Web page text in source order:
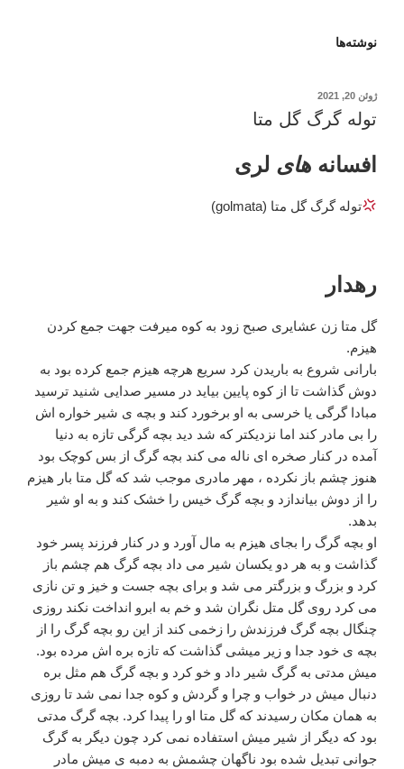
نوشته‌ها
نوشته‌شده
ژوئن 20, 2021
توله گرگ گل متا
افسانه های لری
توله گرگ گل متا (golmata)
رهدار
گل متا زن عشایری صبح زود به کوه میرفت جهت جمع کردن
هیزم.
بارانی شروع به باریدن کرد سریع هرچه هیزم جمع کرده بود به
دوش گذاشت تا از کوه پایین بیاید در مسیر صدایی شنید ترسید
مبادا گرگی یا خرسی به او برخورد کند و بچه ی شیر خواره اش
را بی مادر کند اما نزدیکتر که شد دید بچه گرگی تازه به دنیا
آمده در کنار صخره ای ناله می کند بچه گرگ از بس کوچک بود
هنوز چشم باز نکرده ، مهر مادری موجب شد که گل متا بار هیزم
را از دوش بیاندازد و بچه گرگ خیس را خشک کند و به او شیر
بدهد.
او بچه گرگ را بجای هیزم به مال آورد و در کنار فرزند پسر خود
گذاشت و به هر دو یکسان شیر می داد بچه گرگ هم چشم باز
کرد و بزرگ و بزرگتر می شد و برای بچه جست و خیز و تن نازی
می کرد روی گل متل نگران شد و خم به ابرو انداخت نکند روزی
چنگال بچه گرگ فرزندش را زخمی کند از این رو بچه گرگ را از
بچه ی خود جدا و زیر میشی گذاشت که تازه بره اش مرده بود.
میش مدتی به گرگ شیر داد و خو کرد و بچه گرگ هم مثل بره
دنبال میش در خواب و چرا و گردش و کوه جدا نمی شد تا روزی
به همان مکان رسیدند که گل متا او را پیدا کرد. بچه گرگ مدتی
بود که دیگر از شیر میش استفاده نمی کرد چون دیگر به گرگ
جوانی تبدیل شده بود ناگهان چشمش به دمبه ی میش مادر